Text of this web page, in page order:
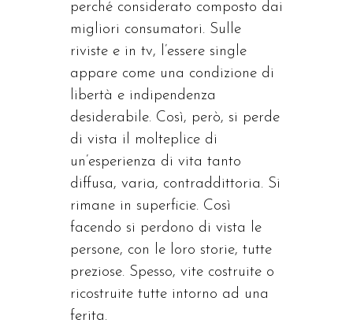
perché considerato composto dai
migliori consumatori. Sulle
riviste e in tv, l’essere single
appare come una condizione di
libertà e indipendenza
desiderabile. Così, però, si perde
di vista il molteplice di
un’esperienza di vita tanto
diffusa, varia, contraddittoria. Si
rimane in superficie. Così
facendo si perdono di vista le
persone, con le loro storie, tutte
preziose. Spesso, vite costruite o
ricostruite tutte intorno ad una
ferita.